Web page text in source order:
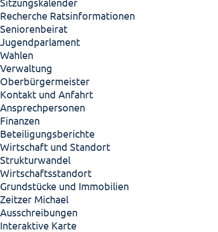
Recherche Ratsinformationen
Seniorenbeirat
Jugendparlament
Wahlen
Verwaltung
Oberbürgermeister
Kontakt und Anfahrt
Ansprechpersonen
Finanzen
Beteiligungsberichte
Wirtschaft und Standort
Strukturwandel
Wirtschaftsstandort
Grundstücke und Immobilien
Zeitzer Michael
Ausschreibungen
Interaktive Karte